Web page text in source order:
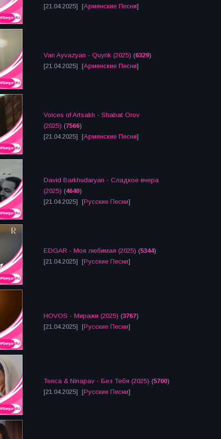
[21.04.2025] [Армянские Песни]
Van Ayvazyan - Quyrik (2025) (6329)
[21.04.2025] [Армянские Песни]
Voices of Artsakh - Shabat Orov
(2025) (7566)
[21.04.2025] [Армянские Песни]
David Barkhudaryan - Сладкое вчера
(2025) (4640)
[21.04.2025] [Русские Песни]
EDGAR - Моя любимая (2025) (5344)
[21.04.2025] [Русские Песни]
HOVOS - Миражи (2025) (3767)
[21.04.2025] [Русские Песни]
Tenca & Ninapav - Без Тебя (2025) (5700)
[21.04.2025] [Русские Песни]